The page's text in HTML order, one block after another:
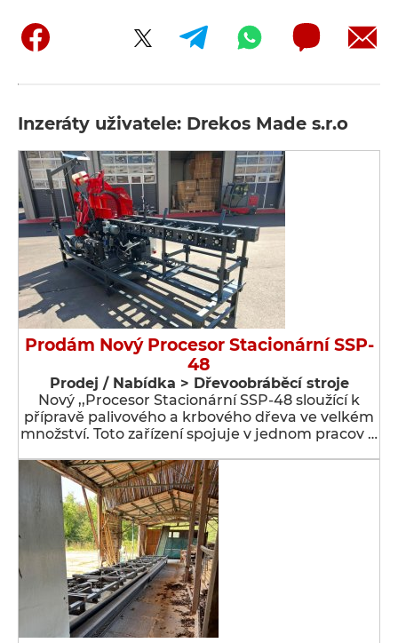
Inzeráty uživatele: Drekos Made s.r.o
Prodám Nový Procesor Stacionární SSP-
48
Prodej / Nabídka > Dřevoobráběcí stroje
Nový ,,Procesor Stacionární SSP-48 sloužící k
přípravě palivového a krbového dřeva ve velkém
množství. Toto zařízení spojuje v jednom pracov …